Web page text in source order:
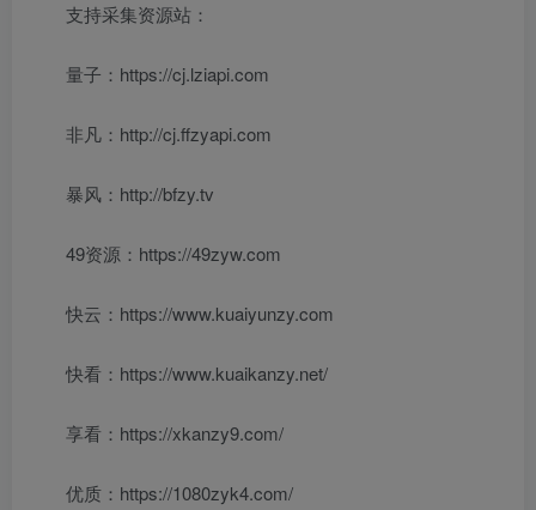
支持采集资源站：
量子：https://cj.lziapi.com
非凡：http://cj.ffzyapi.com
暴风：http://bfzy.tv
49资源：https://49zyw.com
快云：https://www.kuaiyunzy.com
快看：https://www.kuaikanzy.net/
享看：https://xkanzy9.com/
优质：https://1080zyk4.com/